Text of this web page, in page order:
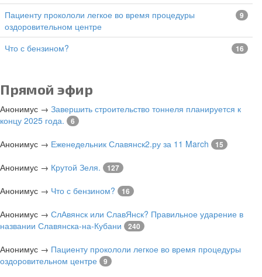
Пациенту прокололи легкое во время процедуры
оздоровительном центре
9
Что с бензином? 16
Прямой эфир
Анонимус → Завершить строительство тоннеля планируется к
концу 2025 года.
6
Анонимус → Еженедельник Славянск2.ру за 11 March 15
Анонимус → Крутой Зеля. 127
Анонимус → Что с бензином? 16
Анонимус → СлАвянск или СлавЯнск? Правильное ударение в
названии Славянска-на-Кубани
240
Анонимус → Пациенту прокололи легкое во время процедуры
оздоровительном центре
9